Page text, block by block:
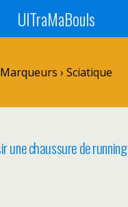
UlTraMaBouls
Marqueurs › Sciatique
une chaussure de running